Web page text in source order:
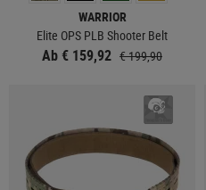
WARRIOR
Elite OPS PLB Shooter Belt
Ab € 159,92 € 199,90